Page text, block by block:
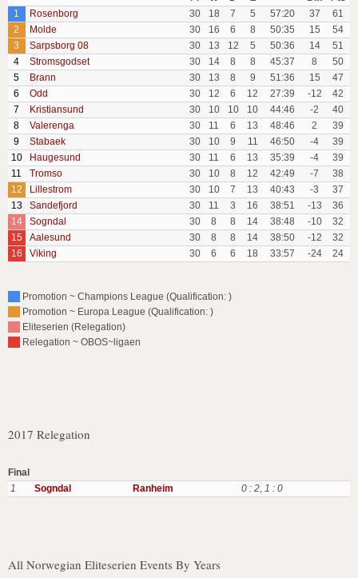
1
Rosenborg 30 18 7 5 57:20 37
61
2
Molde 30 16 6 8 50:35 15
54
3
Sarpsborg 08 30 13 12 5 50:36 14
51
4
Stromsgodset 30 14 8 8 45:37 8
50
5
Brann 30 13 8 9 51:36 15
47
6
Odd 30 12 6 12 27:39 -12
42
7
Kristiansund 30 10 10 10 44:46 -2
40
8
Valerenga 30 11 6 13 48:46 2
39
9
Stabaek 30 10 9 11 46:50 -4
39
10
Haugesund 30 11 6 13 35:39 -4
39
11
Tromso 30 10 8 12 42:49 -7
38
12
Lillestrom 30 10 7 13 40:43 -3
37
13
Sandefjord 30 11 3 16 38:51 -13
36
14
Sogndal 30 8 8 14 38:48 -10
32
15
Aalesund 30 8 8 14 38:50 -12
32
16
Viking 30 6 6 18 33:57 -24 24
Promotion ~ Champions League (Qualification: )
Promotion ~ Europa League (Qualification: )
Eliteserien (Relegation)
Relegation ~ OBOS~ligaen
2017 Relegation
Final
1
Sogndal Ranheim 0 : 2, 1 : 0
All Norwegian Eliteserien Events By Years